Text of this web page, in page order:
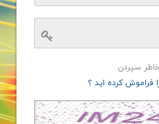
سپردن
فراموش کرده اید ؟